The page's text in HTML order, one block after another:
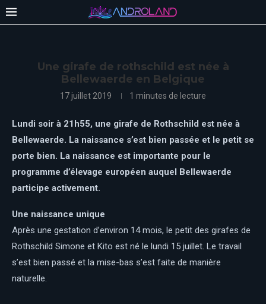
Une girafe de rothschild est née à
Bellewaerde en Belgique
17 juillet 2019 1 minutes de lecture
Lundi soir à 21h55, une girafe de Rothschild est née à
Bellewaerde. La naissance s’est bien passée et le petit se
porte bien. La naissance est importante pour le
programme d’élevage européen auquel Bellewaerde
participe activement.
Une naissance unique
Après une gestation d’environ 14 mois, le petit des girafes de
Rothschild Simone et Kito est né le lundi 15 juillet. Le travail
s’est bien passé et la mise-bas s’est faite de manière
naturelle.